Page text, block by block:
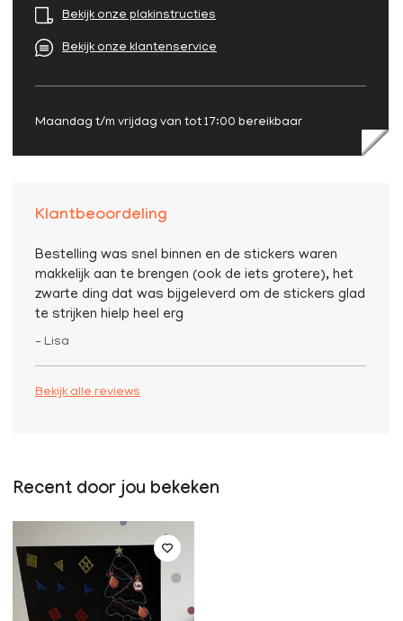
Bekijk onze plakinstructies
Bekijk onze klantenservice
Maandag t/m vrijdag van tot 17:00 bereikbaar
Klantbeoordeling
Bestelling was snel binnen en de stickers waren
makkelijk aan te brengen (ook de iets grotere), het
zwarte ding dat was bijgeleverd om de stickers glad
te strijken hielp heel erg
– Lisa
Bekijk alle reviews
Recent door jou bekeken